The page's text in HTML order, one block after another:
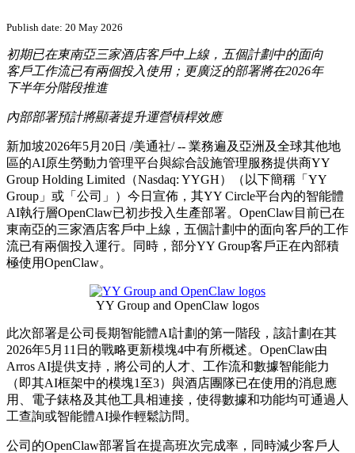
Publish date: 20 May 2026
初期已在東南亞三家酒店客戶中上線，五個計劃中的面向
客戶工作流已有兩個投入使用；更廣泛的部署將在2026年
下半年分階段推進
內部部署預計將顯著提升運營槓桿效應
新加坡2026年5月20日 /美通社/ -- 業務遍及亞洲及全球其他地
區的AI原生勞動力管理平台與綜合設施管理服務提供商YY
Group Holding Limited（Nasdaq: YYGH）（以下簡稱「YY
Group」或「公司」）今日宣佈，其YY Circle平台內的智能體
AI執行層OpenClaw已初步投入生產部署。OpenClaw目前已在
東南亞的三家酒店客戶中上線，五個計劃中的面向客戶的工作
流已有兩個投入運行。同時，部分YY Group客戶正在內部積
極使用OpenClaw。
YY Group and OpenClaw logos
此次部署是公司長期智能體AI計劃的第一階段，該計劃在其
2026年5月11日的戰略更新模塊4中有所概述。OpenClaw由
Arros AI提供支持，將公司的人才、工作流和數據智能能力
（即其AI框架中的模塊1至3）與酒店團隊已在使用的消息應
用、電子錶格及其他工具相連接，使得數據和功能均可通過人
工查詢或智能體AI操作輕鬆訪問。
公司的OpenClaw部署旨在提高班次完成率，同時減少客戶人